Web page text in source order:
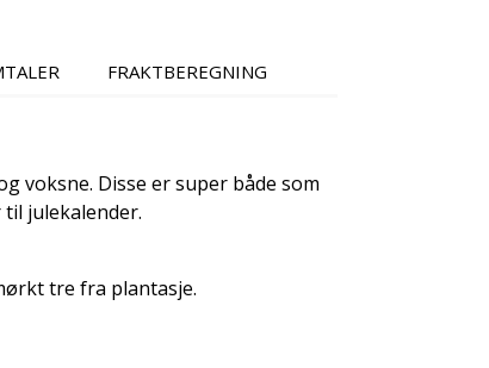
FRAKTBEREGNING
voksne. Disse er super både som
julekalender.
tre fra plantasje.